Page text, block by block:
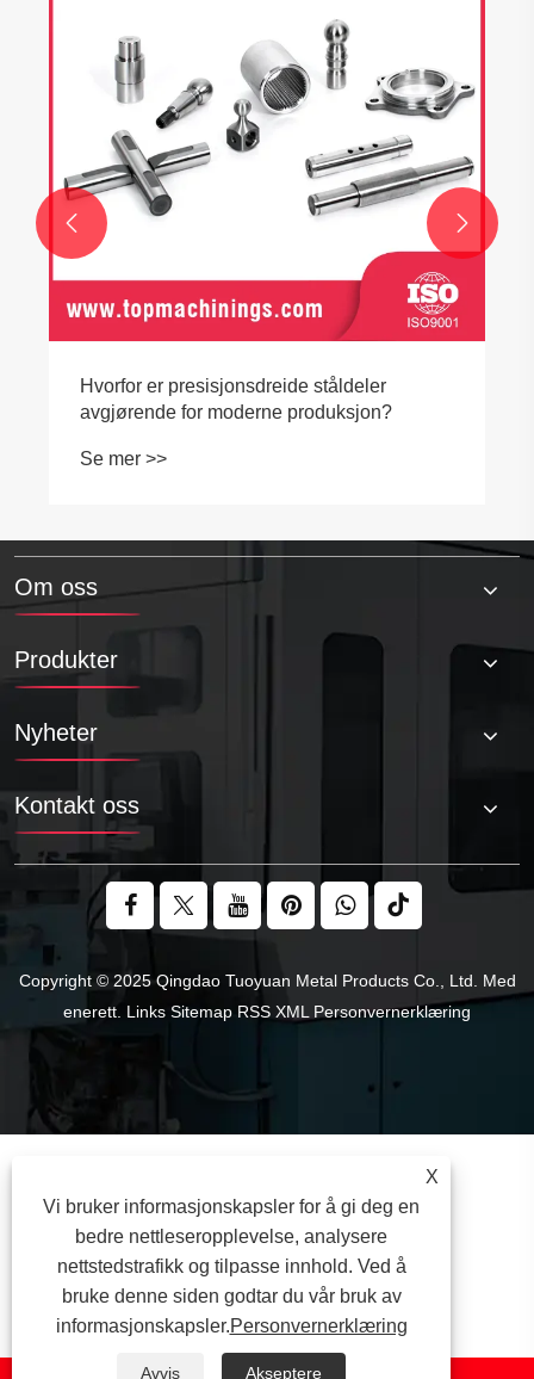
Se mer >>
 
Om oss
Produkter
Nyheter
Kontakt oss
Copyright © 2025 Qingdao Tuoyuan Metal Products Co., Ltd. Med
enerett. Links Sitemap RSS XML Personvernerklæring
X
Vi bruker informasjonskapsler for å gi deg en
bedre nettleseropplevelse, analysere
nettstedstrafikk og tilpasse innhold. Ved å
bruke denne siden godtar du vår bruk av
informasjonskapsler.Personvernerklæring
Avvis Akseptere